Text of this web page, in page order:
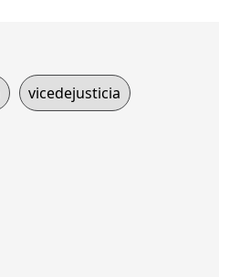
vicedejusticia